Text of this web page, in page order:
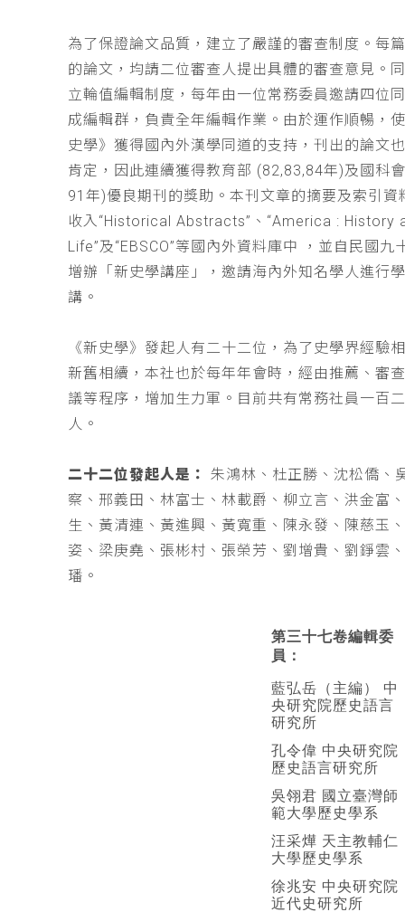
為了保證論文品質，建立了嚴謹的審查制度。每
的論文，均請二位審查人提出具體的審查意見。
立輪值編輯制度，每年由一位常務委員邀請四位
成編輯群，負責全年編輯作業。由於運作順暢，
史學》獲得國內外漢學同道的支持，刊出的論文
肯定，因此連續獲得教育部 (82,83,84年)及國科
91年)優良期刊的獎助。本刊文章的摘要及索引資
收入“Historical Abstracts”、“America : History
Life”及“EBSCO”等國內外資料庫中 ，並自民國九
增辦「新史學講座」，邀請海內外知名學人進行
講。
《新史學》發起人有二十二位，為了史學界經驗
新舊相續，本社也於每年年會時，經由推薦、審
議等程序，增加生力軍。目前共有常務社員一百
人。
二十二位發起人是：
朱鴻林、杜正勝、沈松僑、
察、邢義田、林富士、林載爵、柳立言、洪金富
生、黃清連、黃進興、黃寬重、陳永發、陳慈玉
姿、梁庚堯、張彬村、張榮芳、劉增貴、劉錚雲
璠。
第三十七卷編輯委
員：
藍弘岳（主編） 中
央研究院歷史語言
研究所
孔令偉 中央研究院
歷史語言研究所
吳翎君 國立臺灣師
範大學歷史學系
汪采燁 天主教輔仁
大學歷史學系
徐兆安 中央研究院
近代史研究所